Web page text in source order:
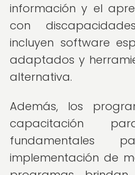
información y el
con
incluyen software
adaptados y
alternativa.
Además, los
capacitación
fundamentales
implementación de